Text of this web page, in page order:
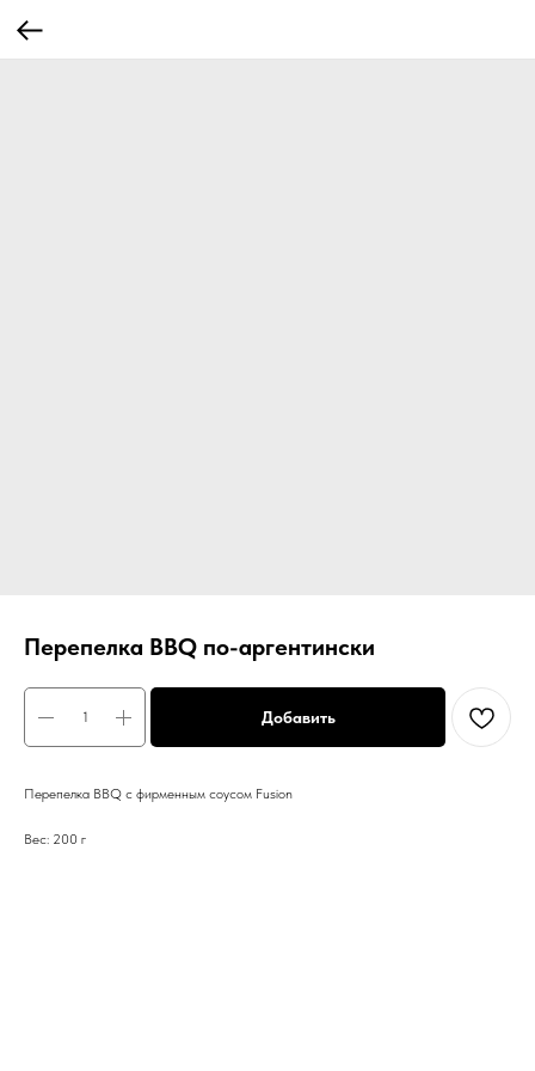
Перепелка BBQ по-аргентински
Добавить
Перепелка BBQ с фирменным соусом Fusion
Вес: 200 г